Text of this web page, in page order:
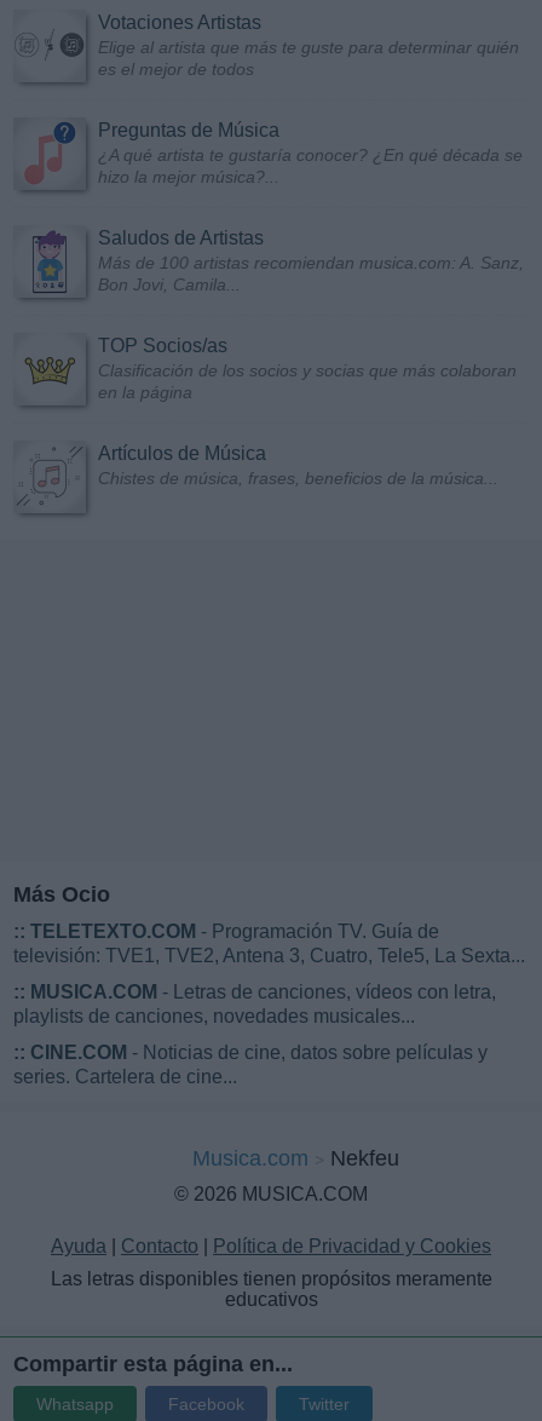
Votaciones Artistas
Elige al artista que más te guste para determinar quién
es el mejor de todos
Preguntas de Música
¿A qué artista te gustaría conocer? ¿En qué década se
hizo la mejor música?...
Saludos de Artistas
Más de 100 artistas recomiendan musica.com: A. Sanz,
Bon Jovi, Camila...
TOP Socios/as
Clasificación de los socios y socias que más colaboran
en la página
Artículos de Música
Chistes de música, frases, beneficios de la música...
Más Ocio
:: TELETEXTO.COM - Programación TV. Guía de
televisión: TVE1, TVE2, Antena 3, Cuatro, Tele5, La Sexta...
:: MUSICA.COM - Letras de canciones, vídeos con letra,
playlists de canciones, novedades musicales...
:: CINE.COM - Noticias de cine, datos sobre películas y
series. Cartelera de cine...
Musica.com Nekfeu
© 2026 MUSICA.COM
Ayuda Contacto
Política de Privacidad y Cookies
Las letras disponibles tienen propósitos meramente
educativos
Compartir esta página en...
Whatsapp Facebook Twitter